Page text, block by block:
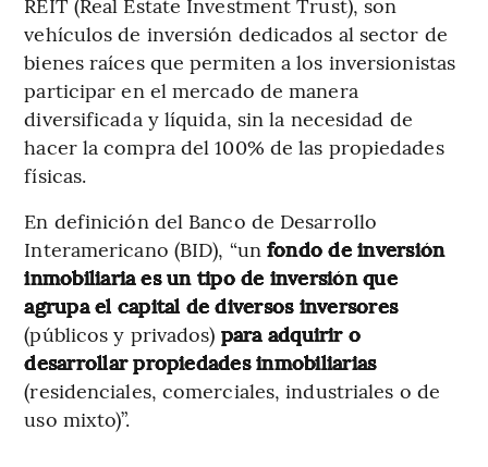
vehículos de inversión dedicados al sector de
bienes raíces que permiten a los inversionistas
participar en el mercado de manera
diversificada y líquida, sin la necesidad de
hacer la compra del 100% de las propiedades
físicas.
En definición del Banco de Desarrollo
Interamericano (BID), “un fondo de inversión
inmobiliaria es un tipo de inversión que
agrupa el capital de diversos inversores
(públicos y privados) para adquirir o
desarrollar propiedades inmobiliarias
(residenciales, comerciales, industriales o de
uso mixto)”.